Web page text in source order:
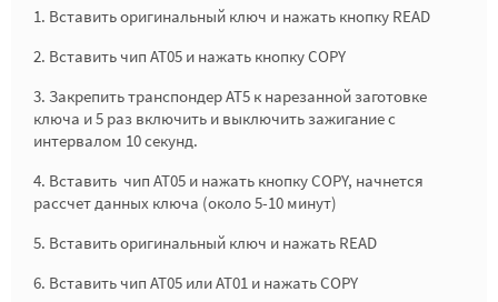
1. Вставить оригинальный ключ и нажать кнопку READ
2. Вставить чип AT05 и нажать кнопку COPY
3. Закрепить транспондер AT5 к нарезанной заготовке
ключа и 5 раз включить и выключить зажигание с
интервалом 10 секунд.
4. Вставить чип AT05 и нажать кнопку COPY, начнется
рассчет данных ключа (около 5-10 минут)
5. Вставить оригинальный ключ и нажать READ
6. Вставить чип AT05 или AT01 и нажать COPY